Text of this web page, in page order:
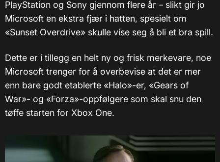
PlayStation og Sony gjennom flere år – slikt gir jo
Microsoft en ekstra fjær i hatten, spesielt om
«Sunset Overdrive» skulle vise seg å bli et bra spill.
Dette er i tillegg en helt ny og frisk merkevare, noe
Microsoft trenger for å overbevise at det er mer
enn bare godt etablerte «Halo»-er, «Gears of
War»- og «Forza»-oppfølgere som skal snu den
tøffe starten for Xbox One.